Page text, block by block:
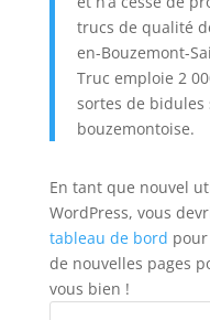
trucs de qualité
en-Bouzemont-
Truc emploie 2
sortes de
bouzemontoise.
En tant que nouvel
WordPress, vous
tableau de bord
de nouvelles pages
vous bien !